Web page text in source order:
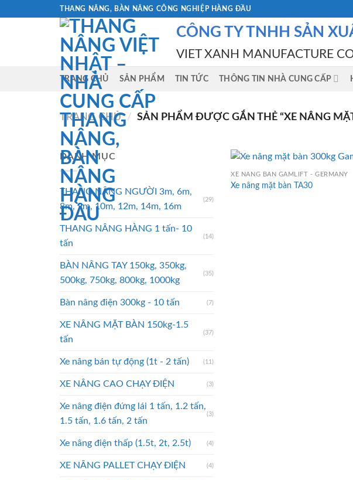
THANG NÂNG, BÀN NÂNG CÔNG NGHIỆP HÀNG ĐẦU
CÔNG TY TNHH SẢN
VIET XANH MANUFACTURE
TRANG CHỦ SẢN PHẨM TIN TỨC THÔNG TIN NHÀ CUNG CẤP
TRANG CHỦ / SẢN PHẨM ĐƯỢC GẮN THẺ “XE NÂNG
DANH MỤC
THANG NÂNG NGƯỜI 3m, 6m,
8m, 9m, 10m, 12m, 14m, 16m
(29)
THANG NÂNG HÀNG 1 tấn- 10
tấn
(14)
BÀN NÂNG TAY 150kg, 350kg,
500kg, 750kg, 800kg, 1000kg
(35)
Bàn nâng điện 300kg - 10 tấn (7)
XE NÂNG MẶT BÀN 150kg-1.5
tấn
(37)
Xe nâng bán tự động (1t - 2 tấn) (11)
XE NÂNG CAO CHẠY ĐIỆN (3)
Xe nâng điện đứng lái 1 tấn, 1.2 tấn,
1.5 tấn, 1.6 tấn, 2 tấn
(3)
Xe nâng điện thấp (1.5t, 2t, 2.5t) (4)
XE NÂNG PALLET CHẠY ĐIỆN (4)
XE NÂNG BÀN GAMLIFT - GERMANY
Xe nâng mặt bàn TA30